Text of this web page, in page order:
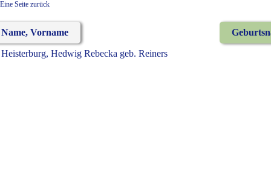
Eine Seite zurück
Name, Vorname
Heisterburg, Hedwig Rebecka geb. Reiners